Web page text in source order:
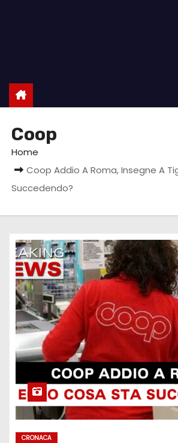
Coop
Home
Coop Addio A Roma, Insegne A
Succedendo?
CRONACA